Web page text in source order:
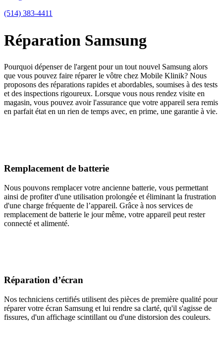
(514) 383-4411
Réparation Samsung
Pourquoi dépenser de l'argent pour un tout nouvel Samsung alors
que vous pouvez faire réparer le vôtre chez Mobile Klinik? Nous
proposons des réparations rapides et abordables, soumises à des tests
et des inspections rigoureux. Lorsque vous nous rendez visite en
magasin, vous pouvez avoir l'assurance que votre appareil sera remis
en parfait état en un rien de temps avec, en prime, une garantie à vie.
Remplacement de batterie
Nous pouvons remplacer votre ancienne batterie, vous permettant
ainsi de profiter d'une utilisation prolongée et éliminant la frustration
d'une charge fréquente de l’appareil. Grâce à nos services de
remplacement de batterie le jour même, votre appareil peut rester
connecté et alimenté.
Réparation d’écran
Nos techniciens certifiés utilisent des pièces de première qualité pour
réparer votre écran Samsung et lui rendre sa clarté, qu'il s'agisse de
fissures, d'un affichage scintillant ou d'une distorsion des couleurs.